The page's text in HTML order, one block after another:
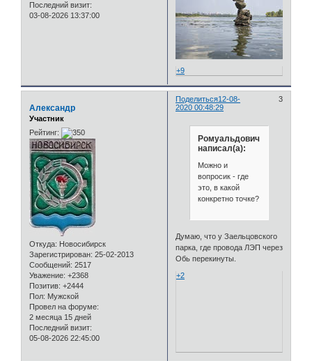
Последний визит:
03-08-2026 13:37:00
+9
Поделиться 3
12-08-
2020 00:48:29
Александр
Участник
Рейтинг:
Откуда: Новосибирск
Зарегистрирован: 25-02-2013
Сообщений: 2517
Уважение: +2368
Позитив: +2444
Пол: Мужской
Провел на форуме:
2 месяца 15 дней
Последний визит:
05-08-2026 22:45:00
Ромуальдович
написал(а):
Можно и
вопросик - где
это, в какой
конкретно точке?
Думаю, что у Заельцовского
парка, где провода ЛЭП через
Обь перекинуты.
+2